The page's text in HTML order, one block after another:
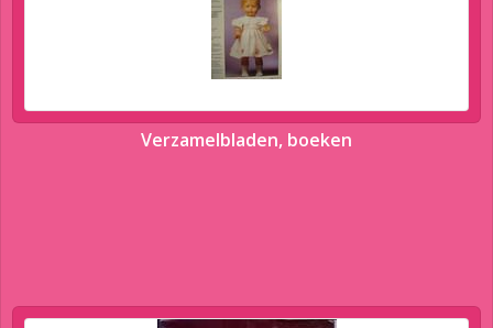
Verzamelbladen, boeken